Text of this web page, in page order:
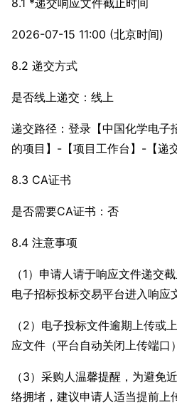
8.1 *递交响应文件截止时间
2026-07-15 11:00 (北京时间)
8.2 递交方式
是否线上递交：线上
递交路径：登录【中国化学电子
的项目】-【项目工作台】-【递
8.3 CA证书
是否需要CA证书：否
8.4 注意事项
（1）申请人请于响应文件递交
电子招标投标交易平台进入响应
（2）电子投标文件逾期上传或
应文件（平台自动关闭上传端口
（3）采购人温馨提醒，为避免
络拥堵，建议申请人适当提前上